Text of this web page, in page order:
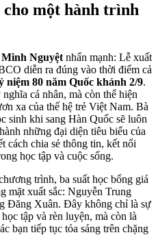
một hành trình
Nguyệt nhấn mạnh: Lễ xuất
diễn ra đúng vào thời điểm cả
niệm 80 năm Quốc khánh 2/9.
cá nhân, mà còn thể hiện
xa của thế hệ trẻ Việt Nam. Bà
sinh khi sang Hàn Quốc sẽ luôn
những đại diện tiêu biểu của
cách chia sẻ thông tin, kết nối
học tập và cuộc sống.
trình, ba suất học bổng giá
mặt xuất sắc: Nguyễn Trung
Đăng Xuân. Đây không chỉ là sự
tập và rèn luyện, mà còn là
bạn tiếp tục tỏa sáng trên chặng